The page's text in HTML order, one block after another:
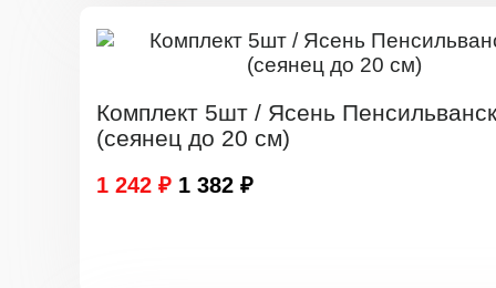
Комплект 5шт / Ясень
(сеянец до 20 см)
1 242 ₽ 1 382 ₽